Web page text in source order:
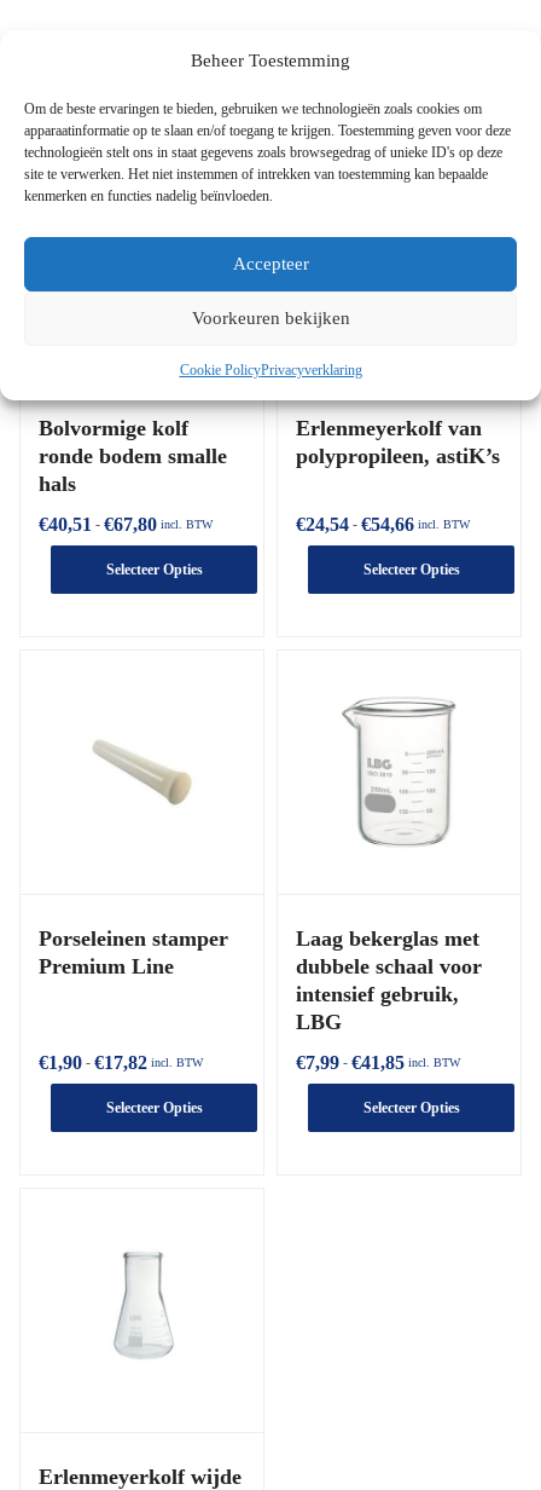
Beheer Toestemming
Om de beste ervaringen te bieden, gebruiken we technologieën zoals cookies om
apparaatinformatie op te slaan en/of toegang te krijgen. Toestemming geven voor deze
technologieën stelt ons in staat gegevens zoals browsegedrag of unieke ID's op deze
site te verwerken. Het niet instemmen of intrekken van toestemming kan bepaalde
kenmerken en functies nadelig beïnvloeden.
Accepteer
Voorkeuren bekijken
Cookie PolicyPrivacyverklaring
Gerelateerde Producten
Bolvormige kolf
ronde bodem smalle
hals
€40,51 - €67,80 incl. BTW
Selecteer Opties
Erlenmeyerkolf van
polypropileen, astiK’s
€24,54 - €54,66 incl. BTW
Selecteer Opties
Porseleinen stamper
Premium Line
€1,90 - €17,82 incl. BTW
Selecteer Opties
Laag bekerglas met
dubbele schaal voor
intensief gebruik,
LBG
€7,99 - €41,85 incl. BTW
Selecteer Opties
Erlenmeyerkolf wijde